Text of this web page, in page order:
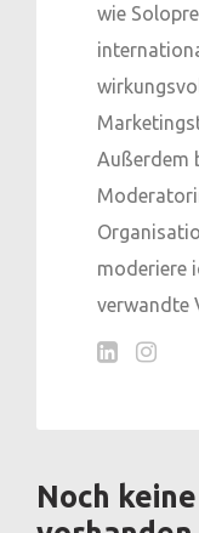
wie
Außerdem
moderiere
verwandte
Noch